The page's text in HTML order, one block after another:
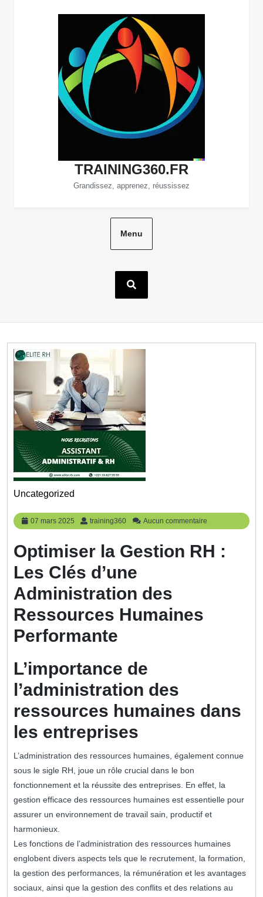
TRAINING360.FR
Grandissez, apprenez, réussissez
Menu
Uncategorized
07 mars 2025
07
mars
training360 training360
Aucun commentaire
Optimiser la Gestion RH :
Les Clés d’une
Administration des
Ressources Humaines
Performante
L’importance de
l’administration des
ressources humaines dans
les entreprises
L’administration des ressources humaines, également connue
sous le sigle RH, joue un rôle crucial dans le bon
fonctionnement et la réussite des entreprises. En effet, la
gestion efficace des ressources humaines est essentielle pour
assurer un environnement de travail sain, productif et
harmonieux.
Les fonctions de l’administration des ressources humaines
englobent divers aspects tels que le recrutement, la formation,
la gestion des performances, la rémunération et les avantages
sociaux, ainsi que la gestion des conflits et des relations au